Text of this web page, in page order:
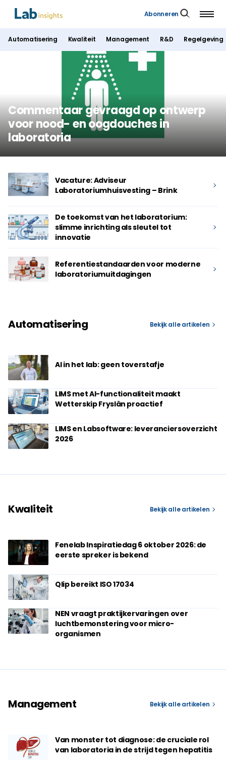
Abonneren
Automatisering Kwaliteit Management R&D Regelgeving
Commentaar gevraagd op ontwerp
voor nood- en oogdouches in
laboratoria
Vacature: Adviseur
Laboratoriumhuisvesting – Brink
De toekomst van het laboratorium:
slimme inrichting als sleutel tot
innovatie
Referentiestandaarden voor moderne
laboratoriumuitdagingen
Automatisering Bekijk alle artikelen
AI in het lab: geen toverstafje
LIMS met AI-functionaliteit maakt
Wetterskip Fryslân proactief
LIMS en Labsoftware: leveranciersoverzicht
2026
Kwaliteit Bekijk alle artikelen
Fenelab Inspiratiedag 6 oktober 2026: de
eerste spreker is bekend
Qlip bereikt ISO 17034
NEN vraagt praktijkervaringen over
luchtbemonstering voor micro-
organismen
Management Bekijk alle artikelen
Van monster tot diagnose: de cruciale rol
van laboratoria in de strijd tegen hepatitis